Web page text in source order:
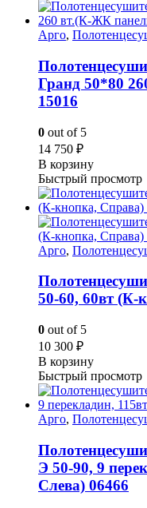
Арго,
Гранд 50*80
15016
0 out of 5
14 750 ₽
В корзину
Быстрый просмотр
Арго,
50-60, 60вт (К-
0 out of 5
10 300 ₽
В корзину
Быстрый просмотр
Арго,
Э 50-90, 9
Слева) 06466